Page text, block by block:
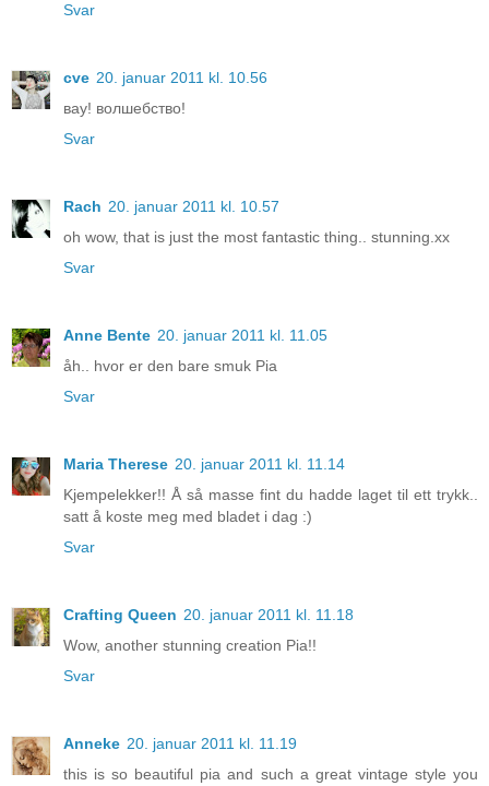
Svar
cve 20. januar 2011 kl. 10.56
вау! волшебство!
Svar
Rach 20. januar 2011 kl. 10.57
oh wow, that is just the most fantastic thing.. stunning.xx
Svar
Anne Bente 20. januar 2011 kl. 11.05
åh.. hvor er den bare smuk Pia
Svar
Maria Therese 20. januar 2011 kl. 11.14
Kjempelekker!! Å så masse fint du hadde laget til ett trykk..
satt å koste meg med bladet i dag :)
Svar
Crafting Queen 20. januar 2011 kl. 11.18
Wow, another stunning creation Pia!!
Svar
Anneke 20. januar 2011 kl. 11.19
this is so beautiful pia and such a great vintage style you